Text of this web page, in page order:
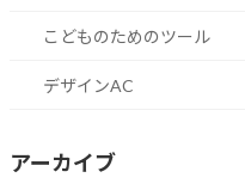
こどものためのツール
デザインAC
アーカイブ